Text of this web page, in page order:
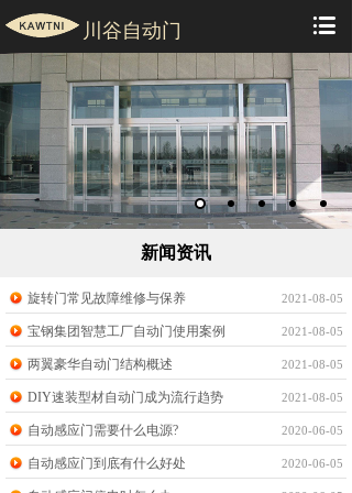
新闻资讯
旋转门常见故障维修与保养 2021-08-05
宝钢集团智慧工厂自动门使用案例 2021-08-05
两翼豪华自动门结构概述 2021-08-05
DIY速装型材自动门成为流行趋势 2021-08-05
自动感应门需要什么电源? 2020-06-05
自动感应门到底有什么好处 2020-06-05
川谷自动门